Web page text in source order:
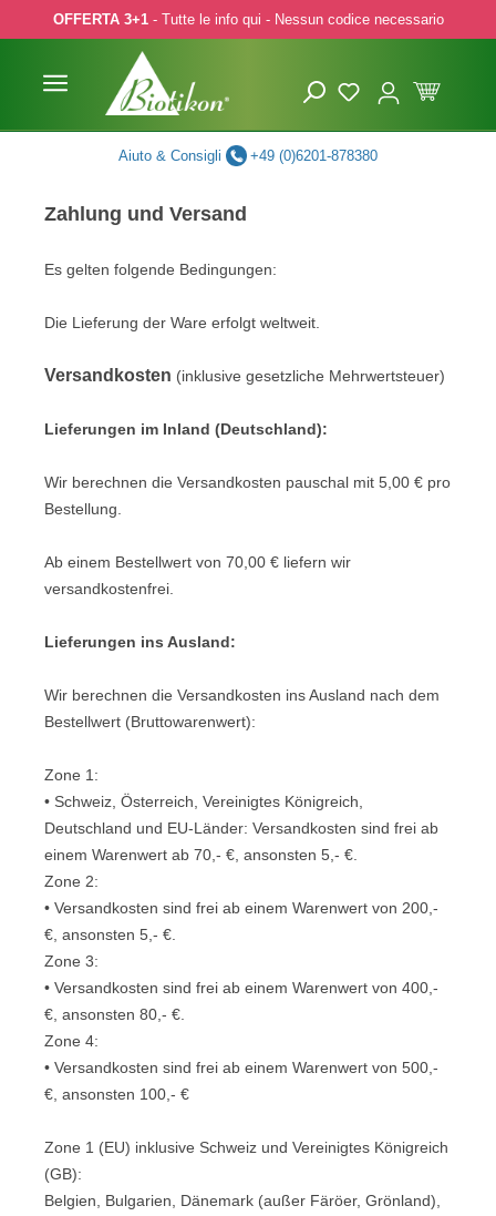
to main content
Skip to search
Skip to main navigation
OFFERTA 3+1- Tutte le info qui - Nessun codice necessario
Aiuto & Consigli +49 (0)6201-878380
Zahlung und Versand
Es gelten folgende Bedingungen:
Die Lieferung der Ware erfolgt weltweit.
Versandkosten (inklusive gesetzliche Mehrwertsteuer)
Lieferungen im Inland (Deutschland):
Wir berechnen die Versandkosten pauschal mit 5,00 € pro
Bestellung.
Ab einem Bestellwert von 70,00 € liefern wir
versandkostenfrei.
Lieferungen ins Ausland:
Wir berechnen die Versandkosten ins Ausland nach dem
Bestellwert (Bruttowarenwert):
Zone 1:
• Schweiz, Österreich, Vereinigtes Königreich,
Deutschland und EU-Länder: Versandkosten sind frei ab
einem Warenwert ab 70,- €, ansonsten 5,- €.
Zone 2:
• Versandkosten sind frei ab einem Warenwert von 200,-
€, ansonsten 5,- €.
Zone 3:
• Versandkosten sind frei ab einem Warenwert von 400,-
€, ansonsten 80,- €.
Zone 4:
• Versandkosten sind frei ab einem Warenwert von 500,-
€, ansonsten 100,- €
Zone 1 (EU) inklusive Schweiz und Vereinigtes Königreich
(GB):
Belgien, Bulgarien, Dänemark (außer Färöer, Grönland),